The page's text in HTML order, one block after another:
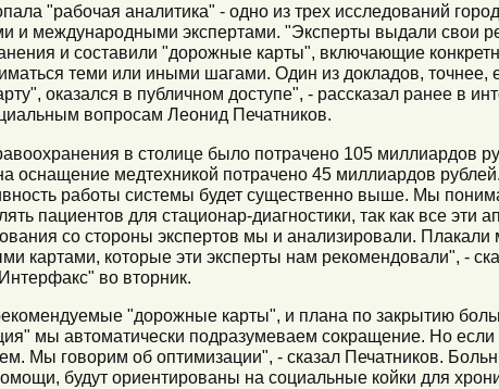
"рабочая аналитика" - одно из трех исследований
и международными экспертами. "Эксперты выдали свои
и составили "дорожные карты", включающие
теми или иными шагами. Один из докладов, точнее,
оказался в публичном доступе", - рассказал ранее в
вопросам Леонид Печатников.
в столице было потрачено 105 миллиардов
оснащение медтехникой потрачено 45 миллиардов
работы системы будет существенно выше. Мы
пациентов для стационар-диагностики, так как все эти
со стороны экспертов мы и анализировали. Плакали
картами, которые эти эксперты нам рекомендовали", -
во вторник.
"дорожные карты", и плана по закрытию
мы автоматически подразумеваем сокращение. Но
Мы говорим об оптимизации", - сказал Печатников.
будут ориентированы на социальные койки для